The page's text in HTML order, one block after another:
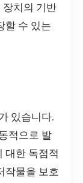
장치의 기반
할 수 있는
있습니다.
적으로 발
대한 독점적
작물을 보호